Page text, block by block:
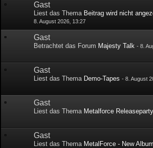
Gast
Liest das Thema Beitrag wird nicht
8. August 2026, 13:27
Gast
Betrachtet das Forum Majesty Talk -8.
Gast
Liest das Thema Demo-Tapes -8. August
Gast
Liest das Thema Metalforce Releaseparty
Gast
Liest das Thema MetalForce - New Album